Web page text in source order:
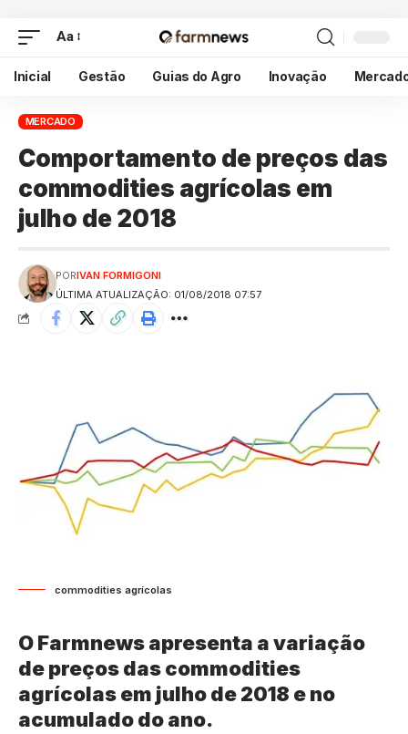
Aa
Inicial Gestão Guias do Agro Inovação
MERCADO
Comportamento de preços das
commodities agrícolas em
julho de 2018
ÚLTIMA ATUALIZAÇÃO: 01/08/2018 07:57
PORIVAN FORMIGONI
commodities agrícolas
O Farmnews apresenta a variação
de preços das commodities
agrícolas em julho de 2018 e no
acumulado do ano.